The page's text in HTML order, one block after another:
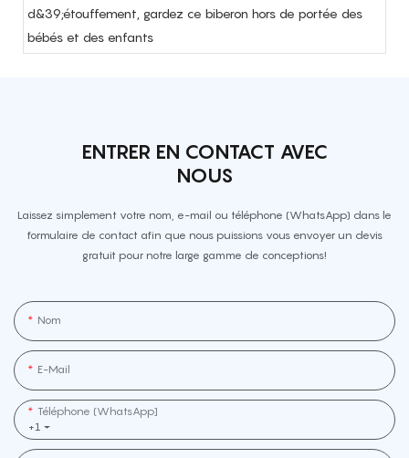
d&39;étouffement, gardez ce biberon hors de portée des
bébés et des enfants
ENTRER EN CONTACT AVEC
NOUS
Laissez simplement votre nom, e-mail ou téléphone (WhatsApp) dans le
formulaire de contact afin que nous puissions vous envoyer un devis
gratuit pour notre large gamme de conceptions!
Nom
E-Mail
+1
Téléphone (WhatsApp]